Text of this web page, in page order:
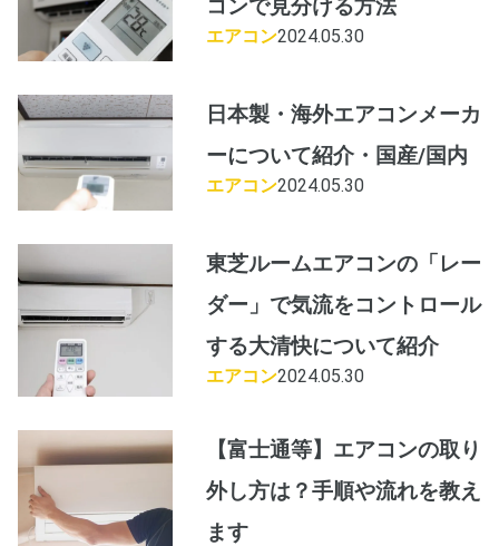
コンで見分ける方法
エアコン2024.05.30
日本製・海外エアコンメーカ
ーについて紹介・国産/国内
エアコン2024.05.30
東芝ルームエアコンの「レー
ダー」で気流をコントロール
する大清快について紹介
エアコン2024.05.30
【富士通等】エアコンの取り
外し方は？手順や流れを教え
ます